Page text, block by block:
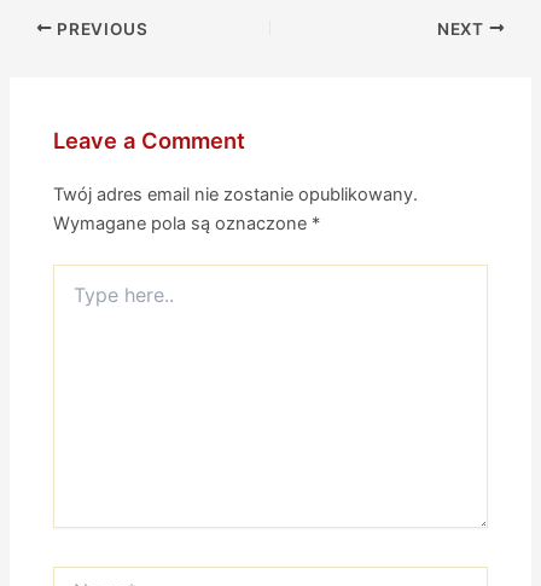
PREVIOUS NEXT
Leave a Comment
Twój adres email nie zostanie opublikowany.
Wymagane pola są oznaczone *
here..